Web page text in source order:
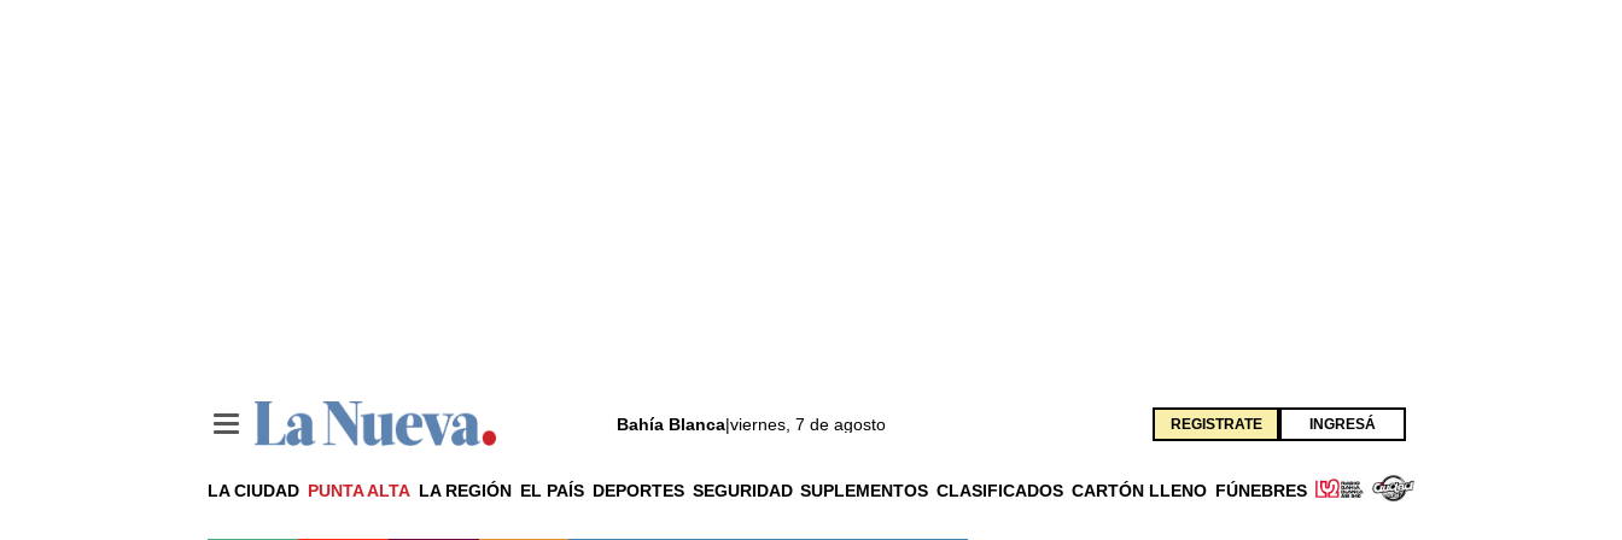
Bahía Blanca|viernes, 7 de agosto REGISTRATE INGRESÁ
LA CIUDAD PUNTA ALTA LA REGIÓN EL PAÍS DEPORTES SEGURIDAD SUPLEMENTOS CLASIFICADOS CARTÓN LLENO FÚNEBRES